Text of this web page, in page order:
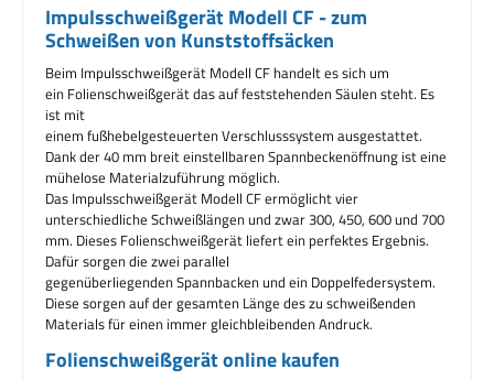
Impulsschweißgerät Modell CF - zum
Schweißen von Kunststoffsäcken
Beim Impulsschweißgerät Modell CF handelt es sich um
ein Folienschweißgerät das auf feststehenden Säulen steht. Es
ist mit
einem fußhebelgesteuerten Verschlusssystem ausgestattet.
Dank der 40 mm breit einstellbaren Spannbeckenöffnung ist eine
mühelose Materialzuführung möglich.
Das Impulsschweißgerät Modell CF ermöglicht vier
unterschiedliche Schweißlängen und zwar 300, 450, 600 und 700
mm. Dieses Folienschweißgerät liefert ein perfektes Ergebnis.
Dafür sorgen die zwei parallel
gegenüberliegenden Spannbacken und ein Doppelfedersystem.
Diese sorgen auf der gesamten Länge des zu schweißenden
Materials für einen immer gleichbleibenden Andruck.
Folienschweißgerät online kaufen